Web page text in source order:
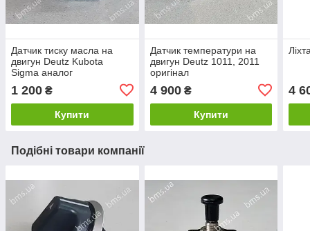
Датчик тиску масла на
двигун Deutz Kubota
Sigma аналог
1 200 ₴
Купити
Датчик температури на
двигун Deutz 1011, 2011
оригінал
4 900₴
Купити
4
Подібні товари компанії